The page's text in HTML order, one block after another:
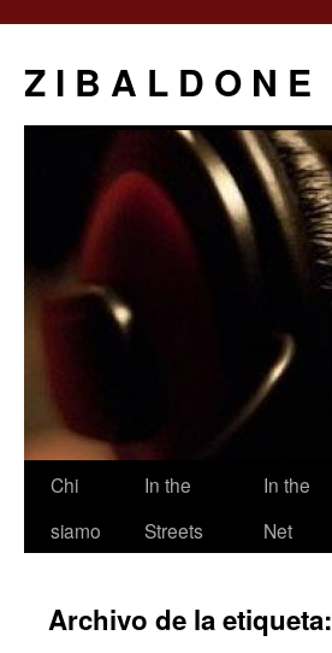
Z I B A L D O N E
Saltar
Chi
siamo
In the
Streets
In the
Net
Archivo de la etiqueta: